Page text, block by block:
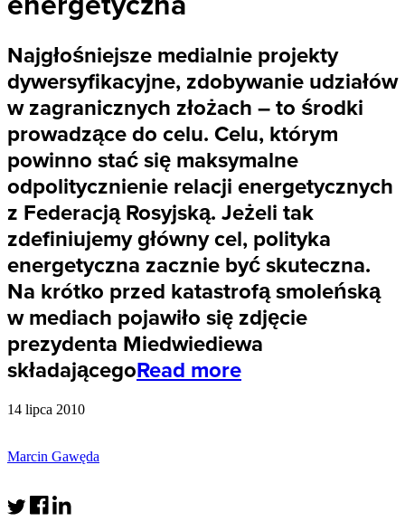
Najgłośniejsze medialnie projekty
dywersyfikacyjne, zdobywanie udziałów
w zagranicznych złożach – to środki
prowadzące do celu. Celu, którym
powinno stać się maksymalne
odpolitycznienie relacji energetycznych
z Federacją Rosyjską. Jeżeli tak
zdefiniujemy główny cel, polityka
energetyczna zacznie być skuteczna.
Na krótko przed katastrofą smoleńską
w mediach pojawiło się zdjęcie
prezydenta Miedwiediewa
składającegoRead more
14 lipca 2010
Marcin Gawęda